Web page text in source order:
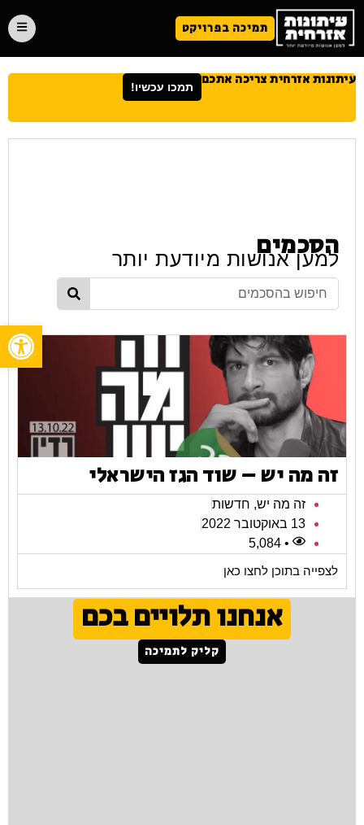
תמיכה בפרויקט
עיתונות אזרחית צריכה אתכם תמכו עכשיו!
הסכמים
למען אנושות מיודעת יותר
זה מה יש – שוד הגז הישראלי
זה מה יש, חדשות
13 באוקטובר 2022
• 5,084
לצפייה בתוכן לחצו כאן
אנחנו תלויים בכם
קליק לתמיכה